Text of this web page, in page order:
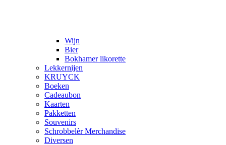
Wijn
Bier
Bokhamer likorette
Lekkernijen
KRUYCK
Boeken
Cadeaubon
Kaarten
Pakketten
Souvenirs
Schrobbelèr Merchandise
Diversen